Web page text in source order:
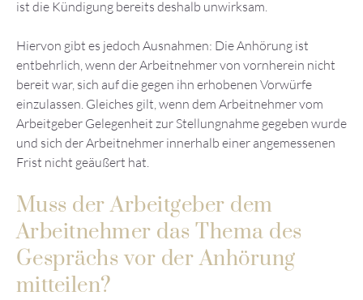
ist die Kündigung bereits deshalb unwirksam.
Hiervon gibt es jedoch Ausnahmen: Die Anhörung ist
entbehrlich, wenn der Arbeitnehmer von vornherein nicht
bereit war, sich auf die gegen ihn erhobenen Vorwürfe
einzulassen. Gleiches gilt, wenn dem Arbeitnehmer vom
Arbeitgeber Gelegenheit zur Stellungnahme gegeben wurde
und sich der Arbeitnehmer innerhalb einer angemessenen
Frist nicht geäußert hat.
Muss der Arbeitgeber dem
Arbeitnehmer das Thema des
Gesprächs vor der Anhörung
mitteilen?